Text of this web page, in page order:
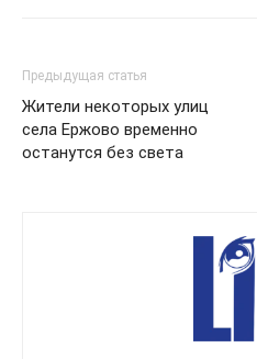
Предыдущая статья
Жители некоторых улиц
села Ержово временно
останутся без света